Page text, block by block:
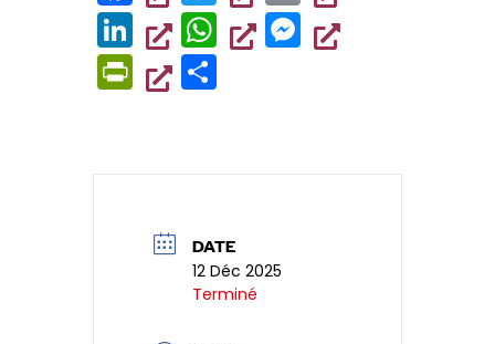
a
c
e
o
wi
tt
m
ai
Li
n
k
dI
W
h
A
p
M
es
g
Pr
in
ri
g
DATE
12 Déc 2025
Terminé